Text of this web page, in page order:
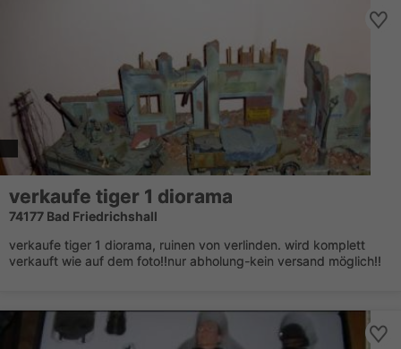
verkaufe tiger 1 diorama
74177 Bad Friedrichshall
verkaufe tiger 1 diorama, ruinen von verlinden. wird komplett
verkauft wie auf dem foto!!nur abholung-kein versand möglich!!